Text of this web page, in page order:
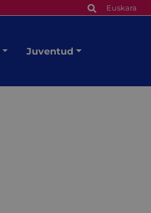
Euskara
Juventud